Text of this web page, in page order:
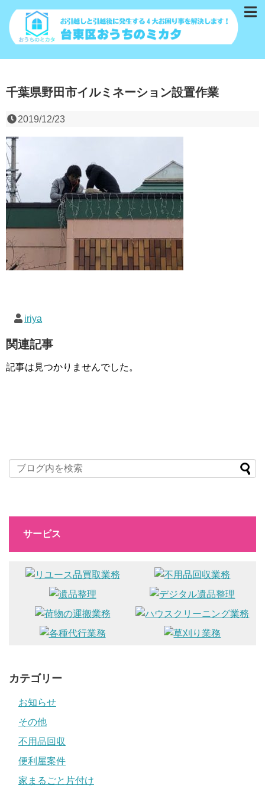
千葉県野田市イルミネーション設置作業
2019/12/23
iriya
関連記事
記事は見つかりませんでした。
サービス
カテゴリー
お知らせ
その他
不用品回収
便利屋案件
家まるごと片付け